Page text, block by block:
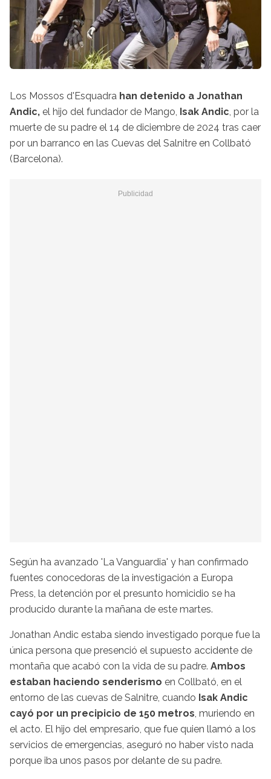
Los Mossos d'Esquadra han detenido a Jonathan
Andic, el hijo del fundador de Mango, Isak Andic, por la
muerte de su padre el 14 de diciembre de 2024 tras caer
por un barranco en las Cuevas del Salnitre en Collbató
(Barcelona).
Según ha avanzado 'La Vanguardia' y han confirmado
fuentes conocedoras de la investigación a Europa
Press, la detención por el presunto homicidio se ha
producido durante la mañana de este martes.
Jonathan Andic estaba siendo investigado porque fue la
única persona que presenció el supuesto accidente de
montaña que acabó con la vida de su padre. Ambos
estaban haciendo senderismo en Collbató, en el
entorno de las cuevas de Salnitre, cuando Isak Andic
cayó por un precipicio de 150 metros, muriendo en
el acto. El hijo del empresario, que fue quien llamó a los
servicios de emergencias, aseguró no haber visto nada
porque iba unos pasos por delante de su padre.